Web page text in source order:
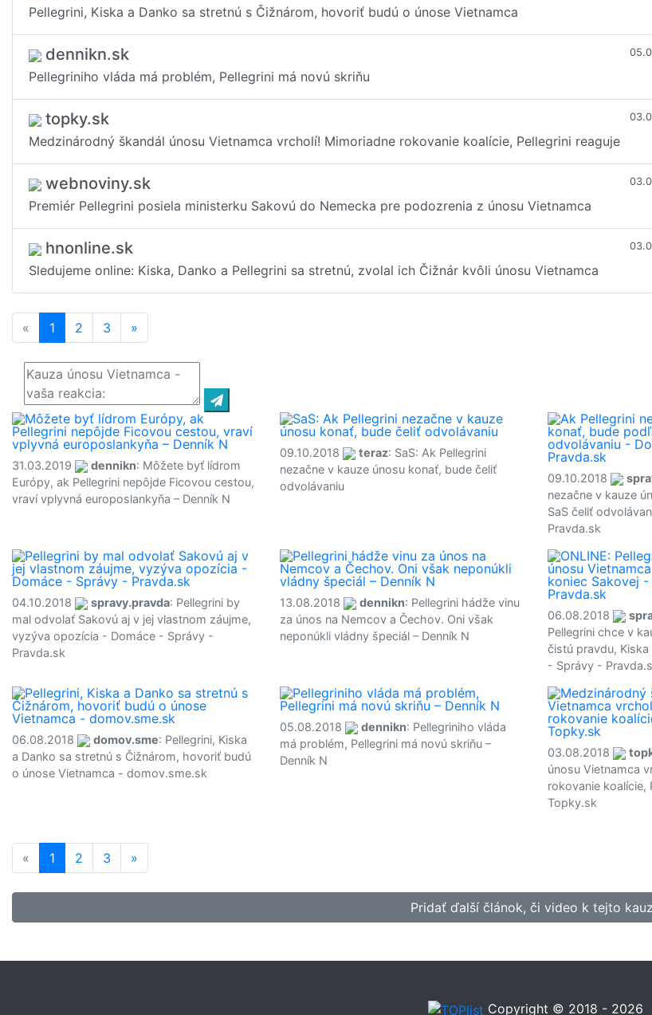
Pellegrini, Kiska a Danko sa stretnú s Čižnárom, hovoriť budú o únose Vietnamca
dennikn.sk
Pellegriniho vláda má problém, Pellegrini má novú skriňu
topky.sk
Medzinárodný škandál únosu Vietnamca vrcholí! Mimoriadne rokovanie koalície, Pellegrini reaguje
webnoviny.sk
Premiér Pellegrini posiela ministerku Sakovú do Nemecka pre podozrenia z únosu Vietnamca
hnonline.sk
Sledujeme online: Kiska, Danko a Pellegrini sa stretnú, zvolal ich Čižnár kvôli únosu Vietnamca
« 1 (current)
2 3 »
31.03.2019 dennikn: Môžete byť lídrom
Európy, ak Pellegrini nepôjde Ficovou cestou,
vraví vplyvná europoslankyňa – Denník N
09.10.2018 teraz: SaS: Ak Pellegrini
nezačne v kauze únosu konať, bude čeliť
odvolávaniu
09.10.2018
nezačne v kauze
SaS čeliť
Pravda.sk
04.10.2018 spravy.pravda: Pellegrini by
mal odvolať Sakovú aj v jej vlastnom záujme,
vyzýva opozícia - Domáce - Správy -
Pravda.sk
13.08.2018 dennikn: Pellegrini hádže vinu
za únos na Nemcov a Čechov. Oni však
neponúkli vládny špeciál – Denník N
06.08.2018
Pellegrini chce v
čistú pravdu,
- Správy -
06.08.2018 domov.sme: Pellegrini, Kiska
a Danko sa stretnú s Čižnárom, hovoriť budú
o únose Vietnamca - domov.sme.sk
05.08.2018 dennikn: Pellegriniho vláda
má problém, Pellegrini má novú skriňu –
Denník N
03.08.2018
únosu Vietnamca
rokovanie koalície,
Topky.sk
« 1 (current)
2 3 »
Pridať ďalší článok, či video k tejto
Copyright © 2018 - 2026